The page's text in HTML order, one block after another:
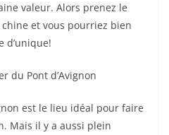
valeur. Alors prenez le
et vous pourriez bien
d’unique!
du Pont d’Avignon
est le lieu idéal pour faire
Mais il y a aussi plein